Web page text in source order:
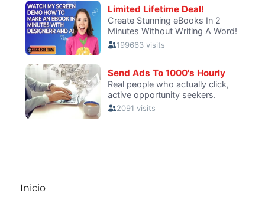
Inicio